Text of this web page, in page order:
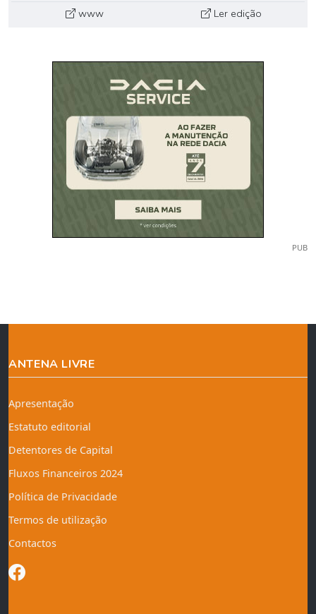
www Ler edição
PUB
ANTENA LIVRE
Apresentação
Estatuto editorial
Detentores de Capital
Fluxos Financeiros 2024
Política de Privacidade
Termos de utilização
Contactos